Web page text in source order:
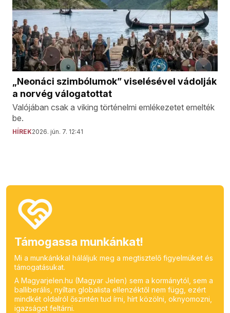
„Neonáci szimbólumok” viselésével vádolják
a norvég válogatottat
Valójában csak a viking történelmi emlékezetet emelték
be.
HÍREK2026. jún. 7. 12:41
Támogassa munkánkat!
Mi a munkánkkal háláljuk meg a megtisztelő figyelmüket és
támogatásukat.
A Magyarjelen.hu (Magyar Jelen) sem a kormánytól, sem a
balliberális, nyíltan globalista ellenzéktől nem függ, ezért
mindkét oldalról őszintén tud írni, hírt közölni, oknyomozni,
igazságot feltárni.